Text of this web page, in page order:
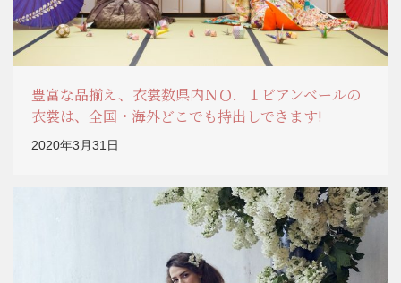
豊富な品揃え、衣裳数県内ＮＯ．１ビアンベールの
衣裳は、全国・海外どこでも持出しできます!
2020年3月31日